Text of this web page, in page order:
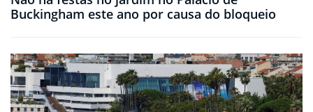
Buckingham este ano por causa do bloqueio